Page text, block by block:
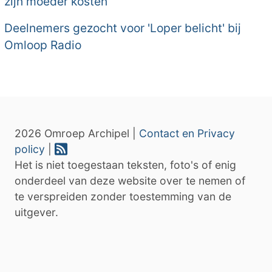
Deelnemers gezocht voor 'Loper belicht' bij
Omloop Radio
2026 Omroep Archipel | Contact en Privacy
policy
Het is niet toegestaan teksten, foto's of enig
onderdeel van deze website over te nemen of
te verspreiden zonder toestemming van de
uitgever.